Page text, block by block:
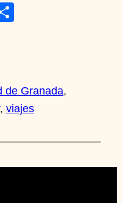
de Granada
, viajes